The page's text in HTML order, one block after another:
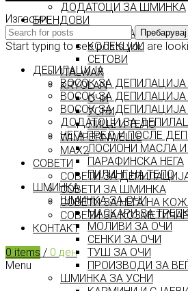
ДОДАТОЦИ ЗА ШМИНКА
БРЕНДОВИ
DEBORAH MILANO
КОЛЕКЦИИ
СЕТОВИ
ITALWAX
KRYOLAN
ОЧИ
УСНИ
ЛИЦЕ И ТЕЛО
WIMPERNWELLE
MAX2
СОВЕТИ
СОВЕТИ ЗА
СОВЕТИ ЗА ШМИНКА
СОВЕТИ ЗА НЕГА НА
СОВЕТИ ЗА
КОНТАКТ
0 items / 0 ден
Menu
Изгасни
Пребарувај
Start typing to see posts you are
ДЕПИЛАЦИЈА
ВОСОК ЗА ДЕПИЛАЦИЈА
ВОСОК ЗА
ВОСОК ЗА
ДОДАТОЦИ ЗА
НЕГА ПРЕД И ПОСЛЕ
ЛОСИОНИ МАСЛА И
ПАРАФИНСКА НЕГА
ПИЛИНГ НА ТЕЛО
ШМИНКА
ШМИНКА ЗА ОЧИ
МАСКАРИ ЗА
МОЛИВИ ЗА ОЧИ
СЕНКИ ЗА ОЧИ
ТУШ ЗА ОЧИ
ПРОИЗВОДИ ЗА
ШМИНКА ЗА УСНИ